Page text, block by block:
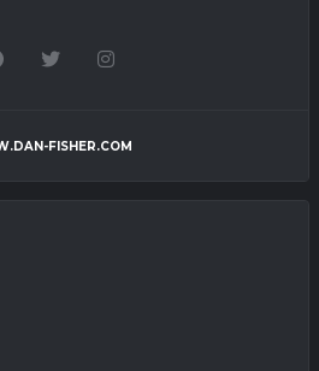
FISHER.COM